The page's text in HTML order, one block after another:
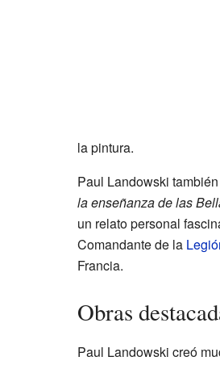
la pintura.
Paul Landowski
la enseñanza de las
un relato personal
Comandante de la
Francia.
Obras
Paul Landowski creó